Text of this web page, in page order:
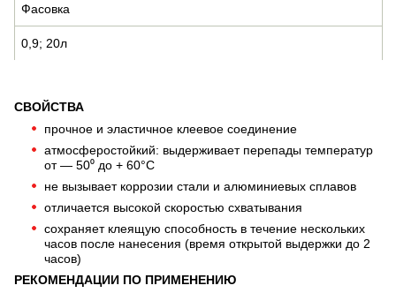
Фасовка
0,9; 20л
СВОЙСТВА
прочное и эластичное клеевое соединение
атмосферостойкий: выдерживает перепады температур
от — 50⁰ до + 60°С
не вызывает коррозии стали и алюминиевых сплавов
отличается высокой скоростью схватывания
сохраняет клеящую способность в течение нескольких
часов после нанесения (время открытой выдержки до 2
часов)
РЕКОМЕНДАЦИИ ПО ПРИМЕНЕНИЮ